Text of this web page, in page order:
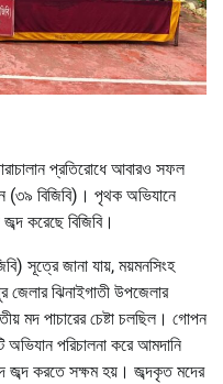
প্রতিরোধে আবারও সফল
(৩৯ বিজিবি)। পৃথক অভিযানে
করেছে বিজিবি।
সূত্রে জানা যায়, ময়মনসিংহ
জেলার ঝিনাইগাতী উপজেলার
মদ পাচারের চেষ্টা চলছিল। গোপন
পরিচালনা করে আমদানি
জব্দ করতে সক্ষম হয়। জব্দকৃত মদের